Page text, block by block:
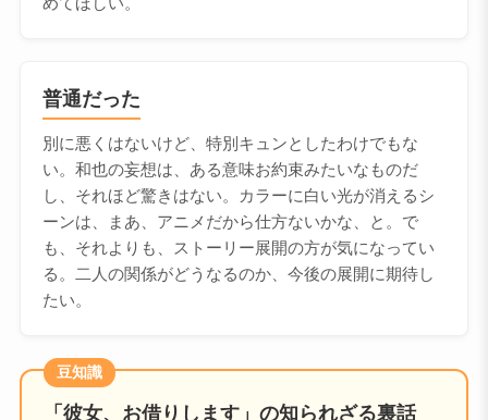
普通だった
別に悪くはないけど、特別キュンとしたわけでもな
い。和也の妄想は、ある意味お約束みたいなものだ
し、それほど驚きはない。カラーに白い光が消えるシ
ーンは、まあ、アニメだから仕方ないかな、と。で
も、それよりも、ストーリー展開の方が気になってい
る。二人の関係がどうなるのか、今後の展開に期待し
たい。
豆知識
「彼女、お借りします」の知られざる裏話